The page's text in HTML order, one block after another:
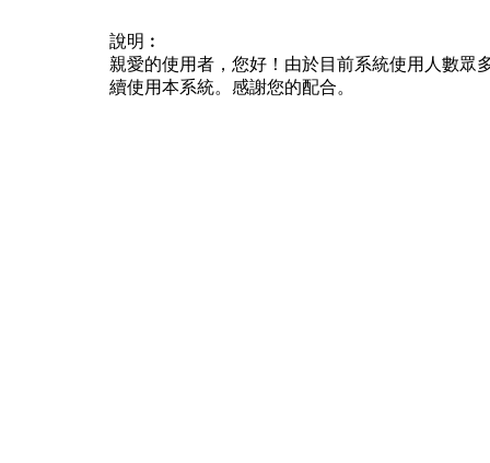
說明︰
親愛的使用者，您好！由於目前系統使用人數眾
續使用本系統。感謝您的配合。